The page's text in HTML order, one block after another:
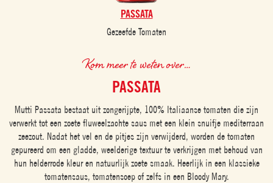
PASSATA
Gezeefde Tomaten
Kom meer te weten over…
PASSATA
Mutti Passata bestaat uit zongerijpte, 100% Italiaanse tomaten die zijn
verwerkt tot een zoete fluweelzachte saus met een klein snuifje mediterraan
zeezout. Nadat het vel en de pitjes zijn verwijderd, worden de tomaten
gepureerd om een gladde, weelderige textuur te verkrijgen met behoud van
hun helderrode kleur en natuurlijk zoete smaak. Heerlijk in een klassieke
tomatensaus, tomatensoep of zelfs in een Bloody Mary.